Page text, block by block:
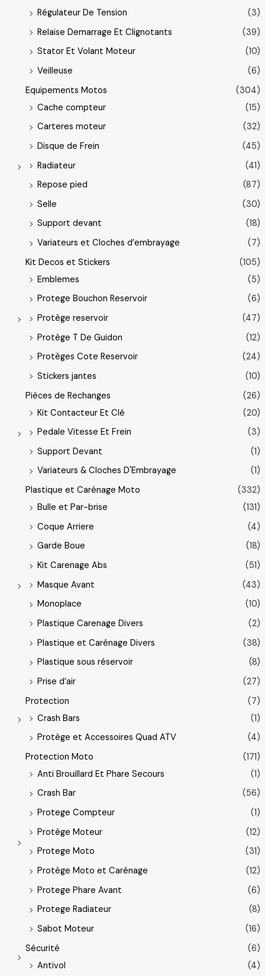
Régulateur De Tension
(3)
Relaise Demarrage Et Clignotants
(39)
Stator Et Volant Moteur
(10)
Veilleuse
(6)
Equipements Motos
(304)
Cache compteur
(15)
Carteres moteur
(32)
Disque de Frein
(45)
Radiateur
(41)
Repose pied
(87)
Selle
(30)
Support devant
(18)
Variateurs et Cloches d’embrayage
(7)
Kit Decos et Stickers
(105)
Emblemes
(5)
Protege Bouchon Reservoir
(6)
Protège reservoir
(47)
Protège T De Guidon
(12)
Protèges Cote Reservoir
(24)
Stickers jantes
(10)
Pièces de Rechanges
(26)
Kit Contacteur Et Clé
(20)
Pedale Vitesse Et Frein
(3)
Support Devant
(1)
Variateurs & Cloches D'Embrayage
(1)
Plastique et Carénage Moto
(332)
Bulle et Par-brise
(131)
Coque Arriere
(4)
Garde Boue
(18)
Kit Carenage Abs
(51)
Masque Avant
(43)
Monoplace
(10)
Plastique Carenage Divers
(2)
Plastique et Carénage Divers
(38)
Plastique sous réservoir
(8)
Prise d’air
(27)
Protection
(7)
Crash Bars
(1)
Protège et Accessoires Quad ATV
(4)
Protection Moto
(171)
Anti Brouillard Et Phare Secours
(1)
Crash Bar
(56)
Protege Compteur
(1)
Protège Moteur
(12)
Protege Moto
(31)
Protège Moto et Carénage
(12)
Protege Phare Avant
(6)
Protege Radiateur
(8)
Sabot Moteur
(16)
Sécurité
(6)
Antivol
(4)